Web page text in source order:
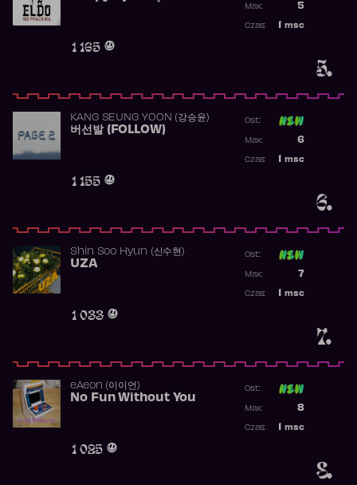
5.
1 165
5
Max:
msc
Czas:
6.
KANG SEUNG YOON (강승윤)
버선발 (FOLLOW)
1 155
Ost:
6
Max:
msc
Czas:
7.
Shin Soo Hyun (신수현)
UZA
1 033
Ost:
7
Max:
msc
Czas:
8.
​eAeon (이이언)
No Fun Without You
1 025
Ost:
8
Max:
msc
Czas: